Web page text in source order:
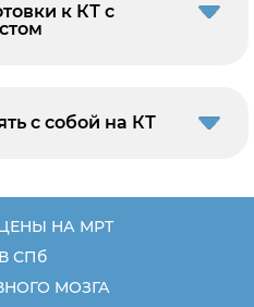
к КТ с
с собой на КТ
НА МРТ
СПб
МОЗГА